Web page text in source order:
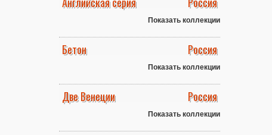
Показать коллекции
Бетон Россия
Показать коллекции
Две Венеции Россия
Показать коллекции